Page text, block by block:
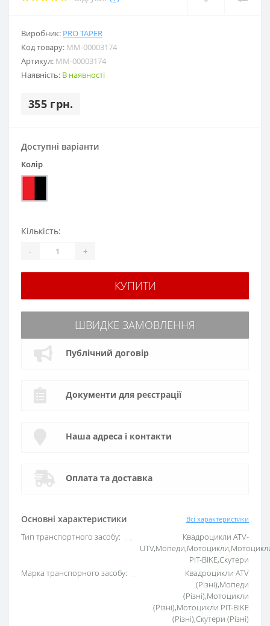
Виробник: PRO TAPER
Код товару: MM-00003174
Артикул: MM-00003174
Наявність: В наявності
355 грн.
Основні характеристики Всі характеристики
Тип транспортного засобу:
Квадроцикли ATV-
PIT-BIKE,Скутери
Марка транспорного засобу:
Квадроцикли ATV
(Різні),Мопеди
(Різні),Мотоцикли
(Різні),Мотоцикли PIT-BIKE
(Різні),Скутери (Різні)
Доступні варіанти
Колір
Кількість:
- +
КУПИТИ
ШВИДКЕ ЗАМОВЛЕННЯ
Публічний договір
Документи для реєстрації
Наша адреса і контакти
Оплата та доставка